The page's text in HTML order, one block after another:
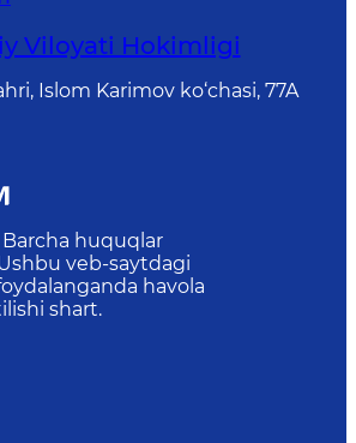
Vilоyati Hоkimligi
Islom Karimov ko‘chаsi, 77A
Barcha huquqlar
veb-saytdagi
havola
shart.